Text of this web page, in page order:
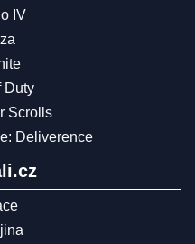
IV
Duty
Scrolls
Deliverence